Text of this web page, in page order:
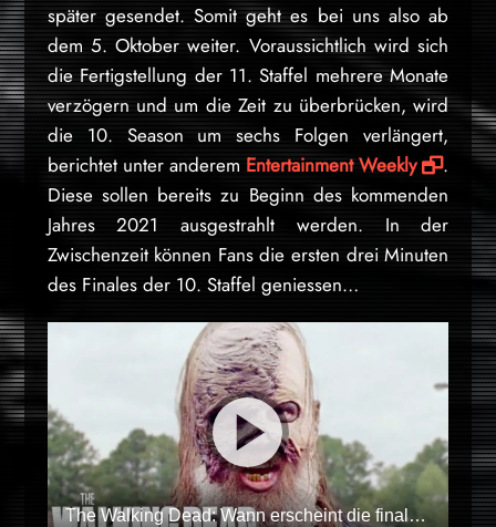
später gesendet. Somit geht es bei uns also ab
dem 5. Oktober weiter. Voraussichtlich wird sich
die Fertigstellung der 11. Staffel mehrere Monate
verzögern und um die Zeit zu überbrücken, wird
die 10. Season um sechs Folgen verlängert,
berichtet unter anderem Entertainment Weekly
.
Diese sollen bereits zu Beginn des kommenden
Jahres 2021 ausgestrahlt werden. In der
Zwischenzeit können Fans die ersten drei Minuten
des Finales der 10. Staffel geniessen…
The Walking Dead: Wann erscheint die finale Episode der 10. Staffel?